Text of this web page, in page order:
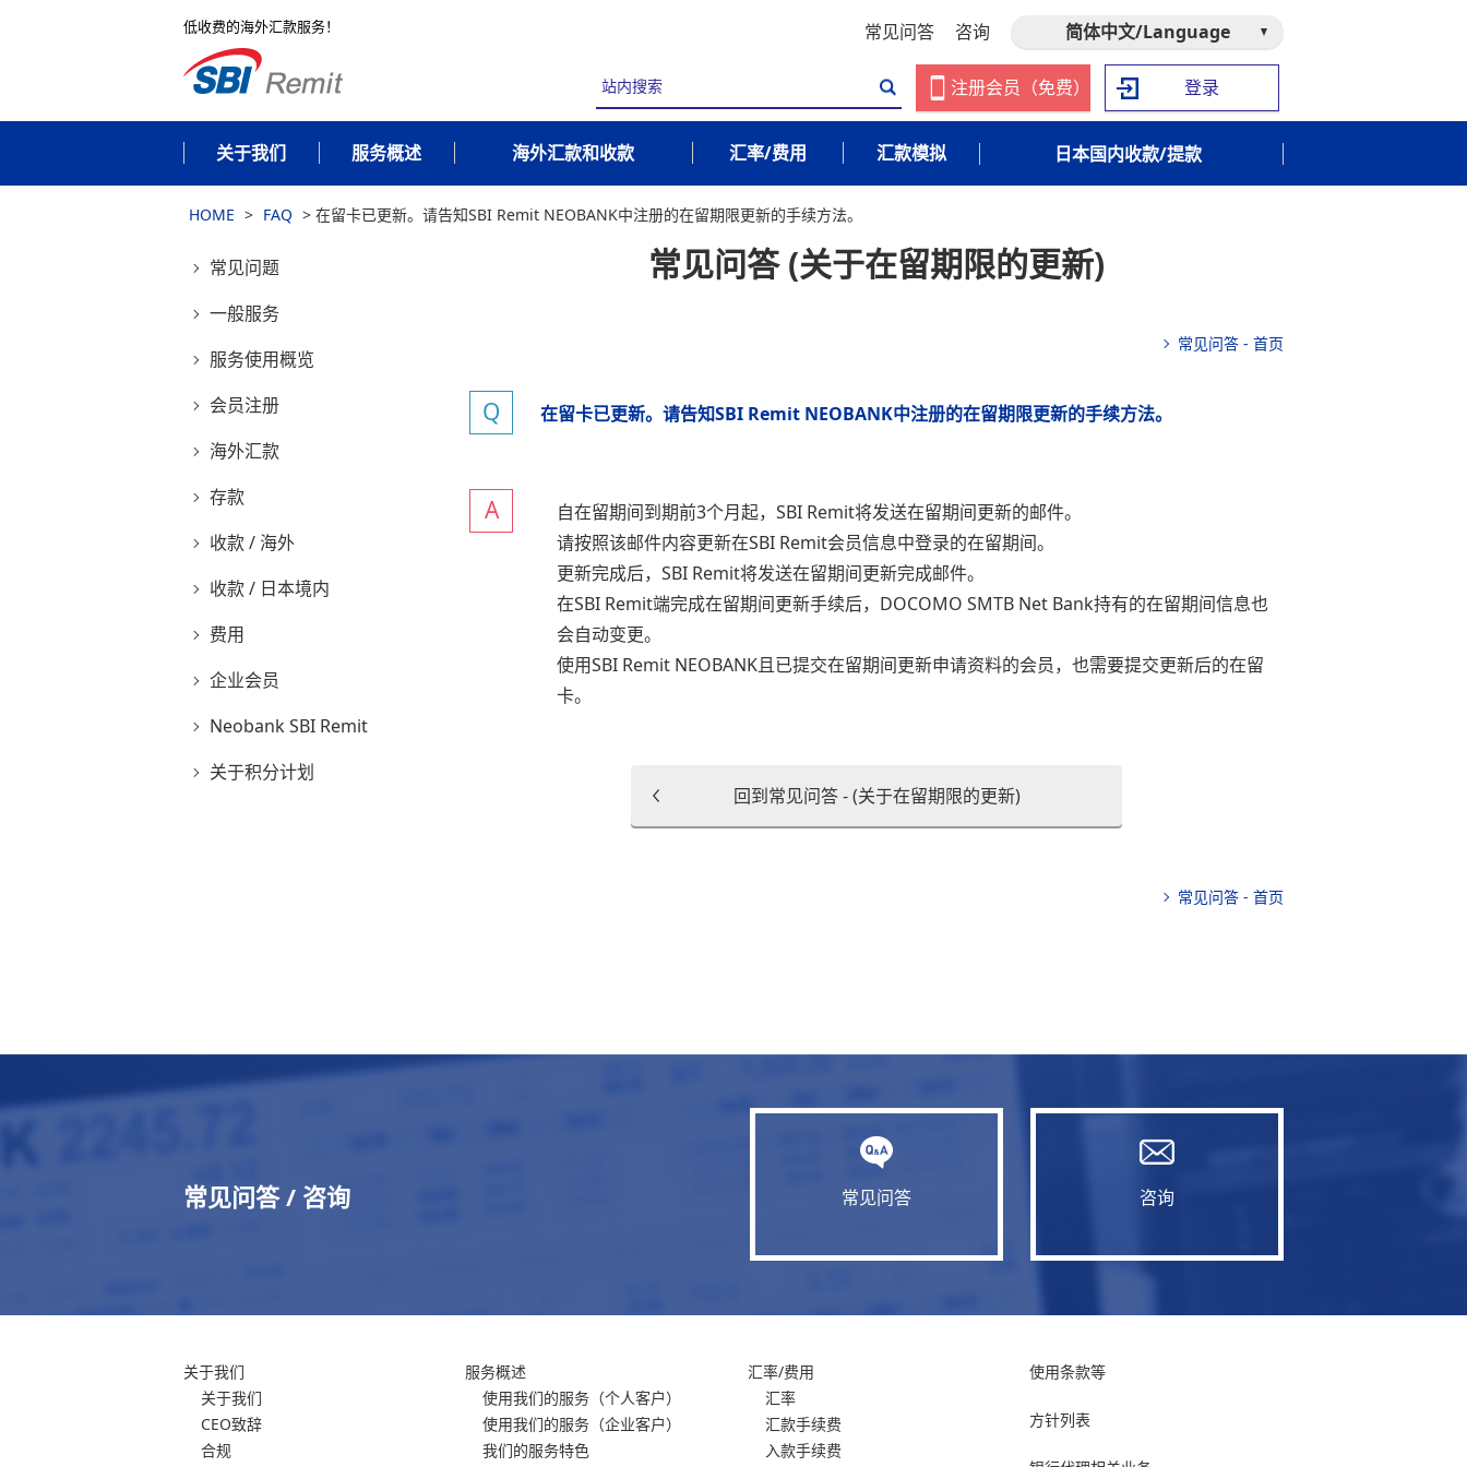
低收费的海外汇款服务！ 常见问答 咨询 简体中文/Language
注册会员（免费） 登录
关于我们 服务概述 海外汇款和收款 汇率/费用 汇款模拟 日本国内收款/提款
HOME > FAQ > 在留卡已更新。请告知SBI Remit NEOBANK中注册的在留期限更新的手续方法。
常见问答 (关于在留期限的更新)
常见问答 - 首页
在留卡已更新。请告知SBI Remit NEOBANK中注册的在留期限更新的手续方法。
自在留期间到期前3个月起，SBI Remit将发送在留期间更新的邮件。
请按照该邮件内容更新在SBI Remit会员信息中登录的在留期间。
更新完成后，SBI Remit将发送在留期间更新完成邮件。
在SBI Remit端完成在留期间更新手续后，DOCOMO SMTB Net Bank持有的在留期间信息也
会自动变更。
使用SBI Remit NEOBANK且已提交在留期间更新申请资料的会员，也需要提交更新后的在留
卡。
回到常见问答 - (关于在留期限的更新)
常见问答 - 首页
常见问题
一般服务
服务使用概览
会员注册
海外汇款
存款
收款 / 海外
收款 / 日本境内
费用
企业会员
Neobank SBI Remit
关于积分计划
常见问答 / 咨询 常见问答 咨询
关于我们
关于我们
CEO致辞
合规
服务概述
使用我们的服务 （个人客户）
使用我们的服务 （企业客户）
我们的服务特色
汇率/费用
汇率
汇款手续费
入款手续费
使用条款等
方针列表